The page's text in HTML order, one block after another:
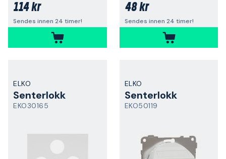
114 kr
Sendes innen 24 timer!
48 kr
Sendes innen 24 timer!
ELKO
Senterlokk
EKO30165
ELKO
Senterlokk
EKO50119